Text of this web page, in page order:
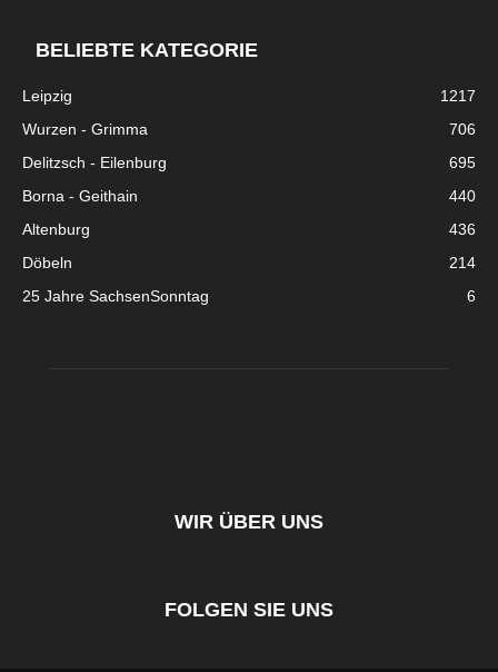
BELIEBTE KATEGORIE
Leipzig
1217
Wurzen - Grimma
706
Delitzsch - Eilenburg
695
Borna - Geithain
440
Altenburg
436
Döbeln
214
25 Jahre SachsenSonntag
6
WIR ÜBER UNS
FOLGEN SIE UNS